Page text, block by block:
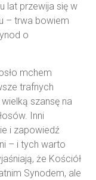
lat przewija się w
– trwa bowiem
o
mchem
trafnych
szansę na
Inni
i zapowiedź
– i tych warto
że Kościół
Synodem, ale